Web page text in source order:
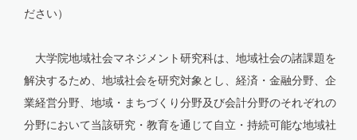
ださい）
大学院地域社会マネジメント研究科は、地域社会の諸課題を
解決するため、地域社会を研究対象とし、経済・金融分野、企
業経営分野、地域・まちづくり分野及び会計分野のそれぞれの
分野において当該研究・教育を通じて自立・持続可能な地域社